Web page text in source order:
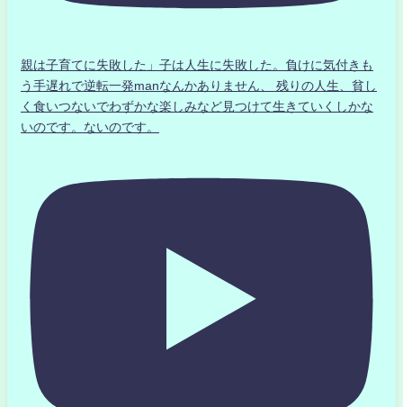
親は子育てに失敗した」子は人生に失敗した。負けに気付きも
う手遅れで逆転一発manなんかありません、 残りの人生、貧し
く食いつないでわずかな楽しみなど見つけて生きていくしかな
いのです。ないのです。